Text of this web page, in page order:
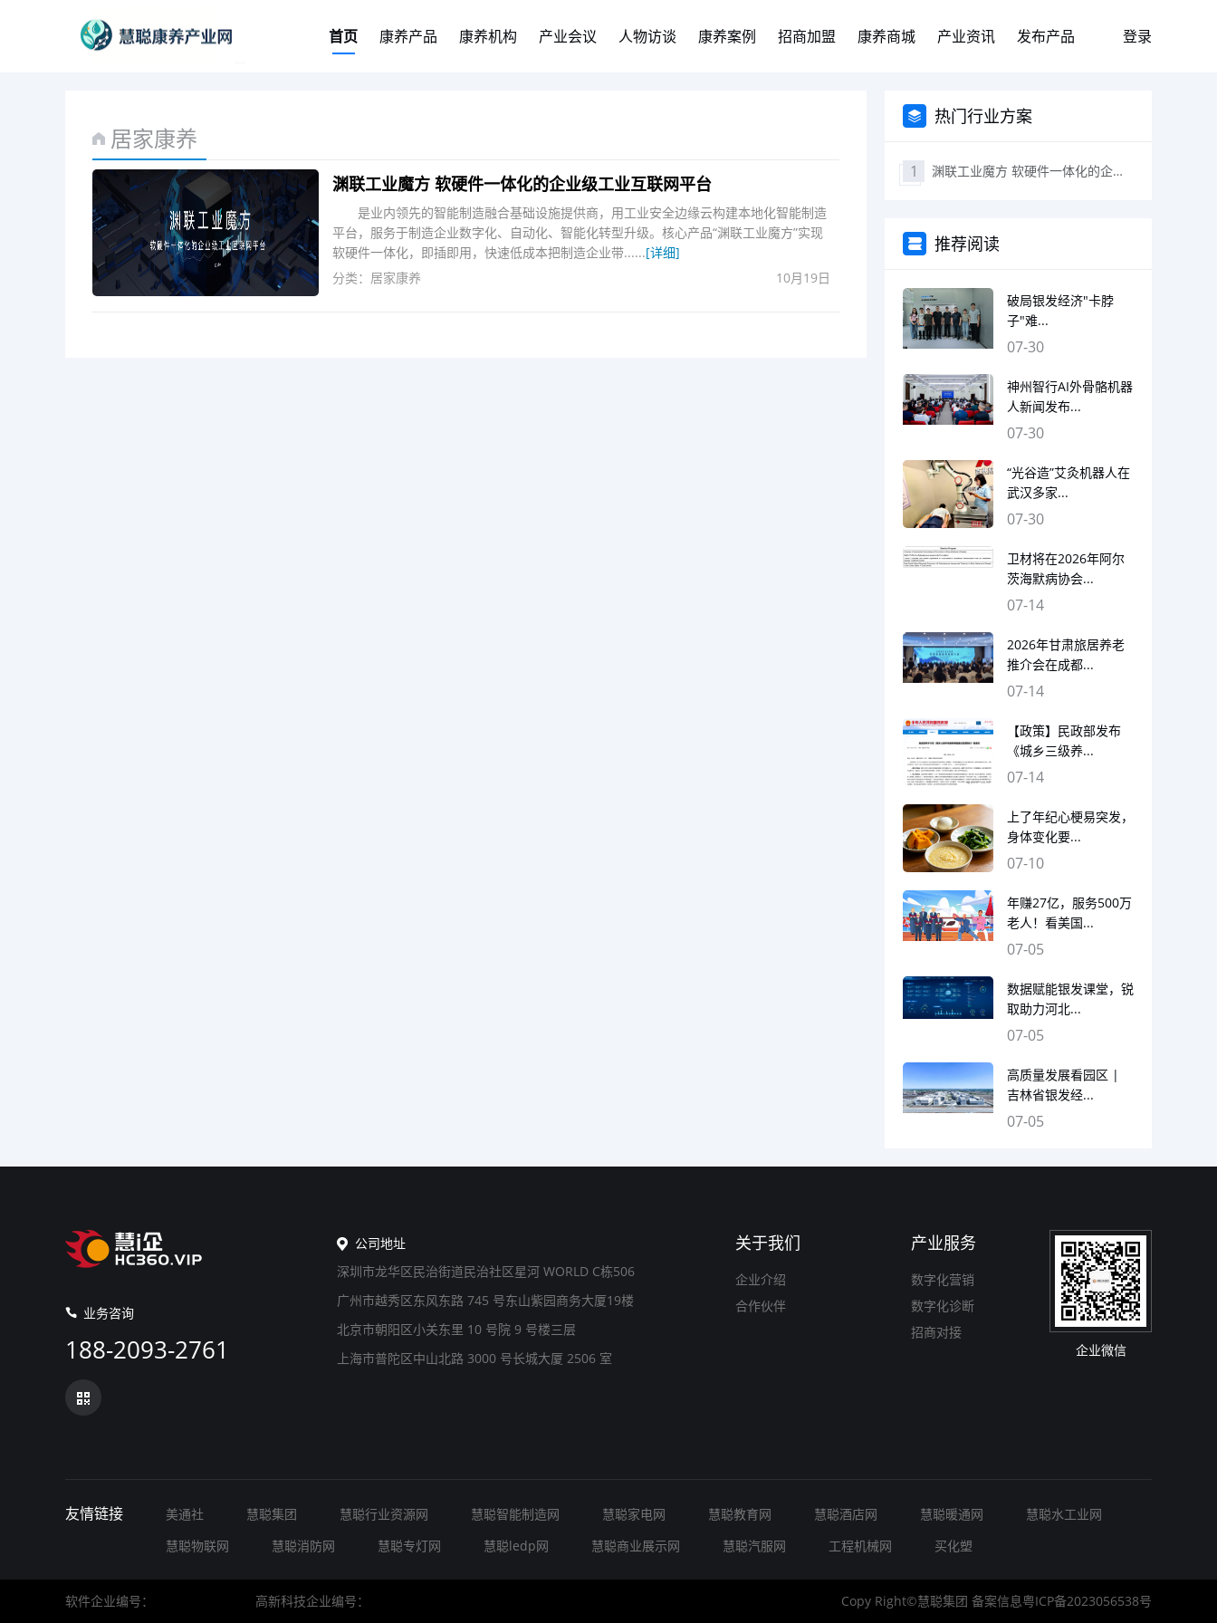
首页 康养产品 康养机构 产业会议 人物访谈 康养案例 招商加盟 康养商城 产业资讯 发布产品 登录
居家康养
渊联工业魔方 软硬件一体化的企业级工业互联网平台
是业内领先的智能制造融合基础设施提供商，用工业安全边缘云构建本地化智能制造
平台，服务于制造企业数字化、自动化、智能化转型升级。核心产品“渊联工业魔方”实现
软硬件一体化，即插即用，快速低成本把制造企业带......[详细]
10月19日
分类： 居家康养
热门行业方案
渊联工业魔方 软硬件一体化的企业级工业互联网平台
推荐阅读
破局银发经济"卡脖
子"难...
07-30
神州智行AI外骨骼机器
人新闻发布...
07-30
“光谷造”艾灸机器人在
武汉多家...
07-30
卫材将在2026年阿尔
茨海默病协会...
07-14
2026年甘肃旅居养老
推介会在成都...
07-14
【政策】民政部发布
《城乡三级养...
07-14
上了年纪心梗易突发，
身体变化要...
07-10
年赚27亿，服务500万
老人！看美国...
07-05
数据赋能银发课堂，锐
取助力河北...
07-05
高质量发展看园区 |
吉林省银发经...
07-05
业务咨询
188-2093-2761
公司地址
深圳市龙华区民治街道民治社区星河 WORLD C栋506
广州市越秀区东风东路 745 号东山紫园商务大厦19楼
北京市朝阳区小关东里 10 号院 9 号楼三层
上海市普陀区中山北路 3000 号长城大厦 2506 室
关于我们
企业介绍
合作伙伴
产业服务
数字化营销
数字化诊断
招商对接
企业微信
友情链接 美通社 慧聪集团 慧聪行业资源网 慧聪智能制造网 慧聪家电网 慧聪教育网 慧聪酒店网 慧聪暖通网
慧聪水工业网
慧聪物联网
慧聪消防网 慧聪专灯网 慧聪ledp网 慧聪商业展示网 慧聪汽服网 工程机械网 买化塑
软件企业编号： 高新科技企业编号： Copy Right©慧聪集团 备案信息粤ICP备2023056538号